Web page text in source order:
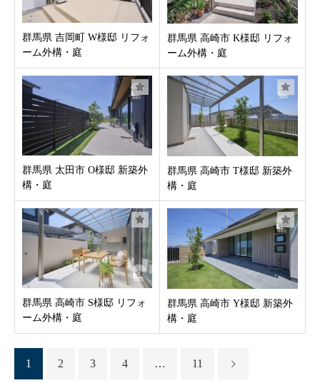
群馬県 吉岡町 W様邸 リフォ
ーム外構・庭
群馬県 高崎市 K様邸 リフォ
ーム外構・庭
群馬県 太田市 O様邸 新築外
構・庭
群馬県 高崎市 T様邸 新築外
構・庭
群馬県 高崎市 S様邸 リフォ
ーム外構・庭
群馬県 高崎市 Y様邸 新築外
構・庭
1 2 3 4 … 11